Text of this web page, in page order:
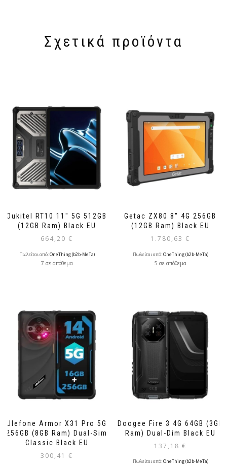
Σχετικά προϊόντα
Oukitel RT10 11″ 5G 512GB
(12GB Ram) Black EU
664,20 €
Πωλείται από:OneThing (b2b-MeTa)
7 σε απόθεμα
Getac ZX80 8″ 4G 256GB
(12GB Ram) Black EU
1.780,63 €
Πωλείται από:OneThing (b2b-MeTa)
5 σε απόθεμα
Ulefone Armor X31 Pro 5G
256GB (8GB Ram) Dual-Sim
Classic Black EU
300,41 €
Doogee Fire 3 4G 64GB (3GB
Ram) Dual-Dim Black EU
137,18 €
Πωλείται από:OneThing (b2b-MeTa)